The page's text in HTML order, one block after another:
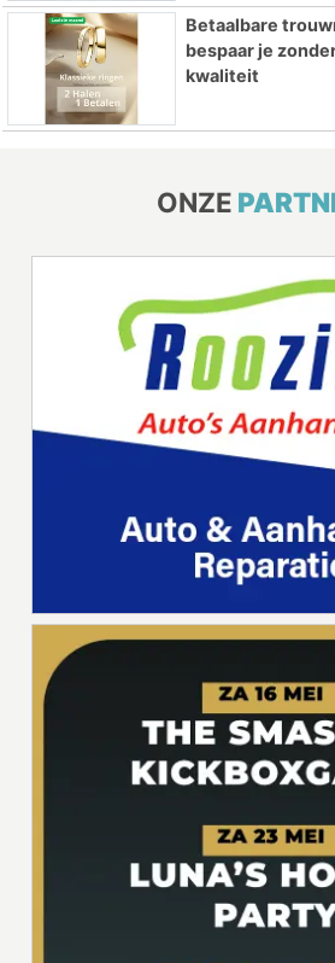
Betaalbare
bespaar je
kwaliteit
ONZE